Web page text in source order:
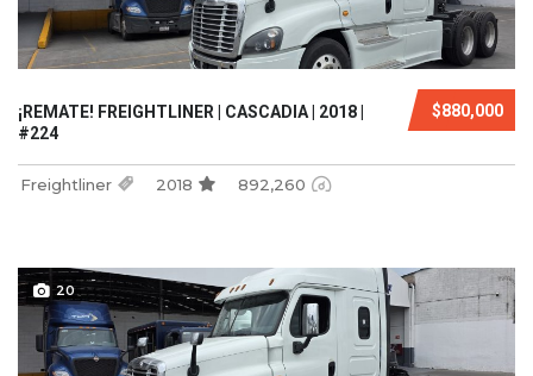
$880,000
¡REMATE! FREIGHTLINER | CASCADIA | 2018 |
#224
Freightliner 2018 892,260
20